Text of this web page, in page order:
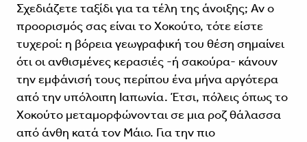
Σχεδιάζετε ταξίδι για τα τέλη της άνοιξης; Αν ο
προορισμός σας είναι το Χοκούτο, τότε είστε
τυχεροί: η βόρεια γεωγραφική του θέση σημαίνει
ότι οι ανθισμένες κερασιές -ή σακούρα- κάνουν
την εμφάνισή τους περίπου ένα μήνα αργότερα
από την υπόλοιπη Ιαπωνία. Έτσι, πόλεις όπως το
Χοκούτο μεταμορφώνονται σε μια ροζ θάλασσα
από άνθη κατά τον Μάιο. Για την πιο